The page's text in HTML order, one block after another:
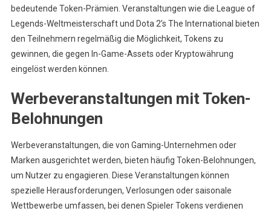
bedeutende Token-Prämien. Veranstaltungen wie die League of
Legends-Weltmeisterschaft und Dota 2’s The International bieten
den Teilnehmern regelmäßig die Möglichkeit, Tokens zu
gewinnen, die gegen In-Game-Assets oder Kryptowährung
eingelöst werden können.
Werbeveranstaltungen mit Token-
Belohnungen
Werbeveranstaltungen, die von Gaming-Unternehmen oder
Marken ausgerichtet werden, bieten häufig Token-Belohnungen,
um Nutzer zu engagieren. Diese Veranstaltungen können
spezielle Herausforderungen, Verlosungen oder saisonale
Wettbewerbe umfassen, bei denen Spieler Tokens verdienen